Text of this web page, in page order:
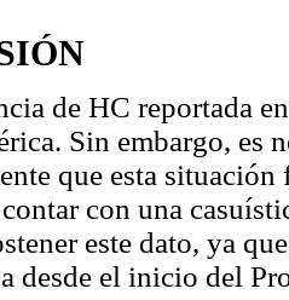
de HC reportada
Sin embargo, es
que esta
con una
este dato, ya
desde el inicio del